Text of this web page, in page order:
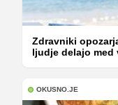
Zdravniki
ljudje delajo med
OKUSNO.JE